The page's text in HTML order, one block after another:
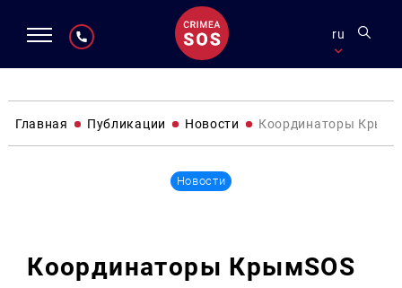
ru
Главная Публикации Новости Координаторы
Новости
Координаторы КрымSOS